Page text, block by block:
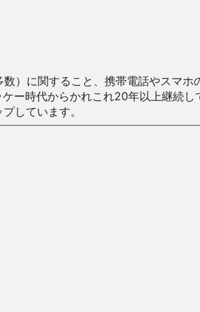
）に関すること、携帯電話やスマ
ー時代からかれこれ20年以上継
しています。